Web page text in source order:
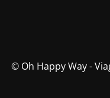
© Oh Happy Way -